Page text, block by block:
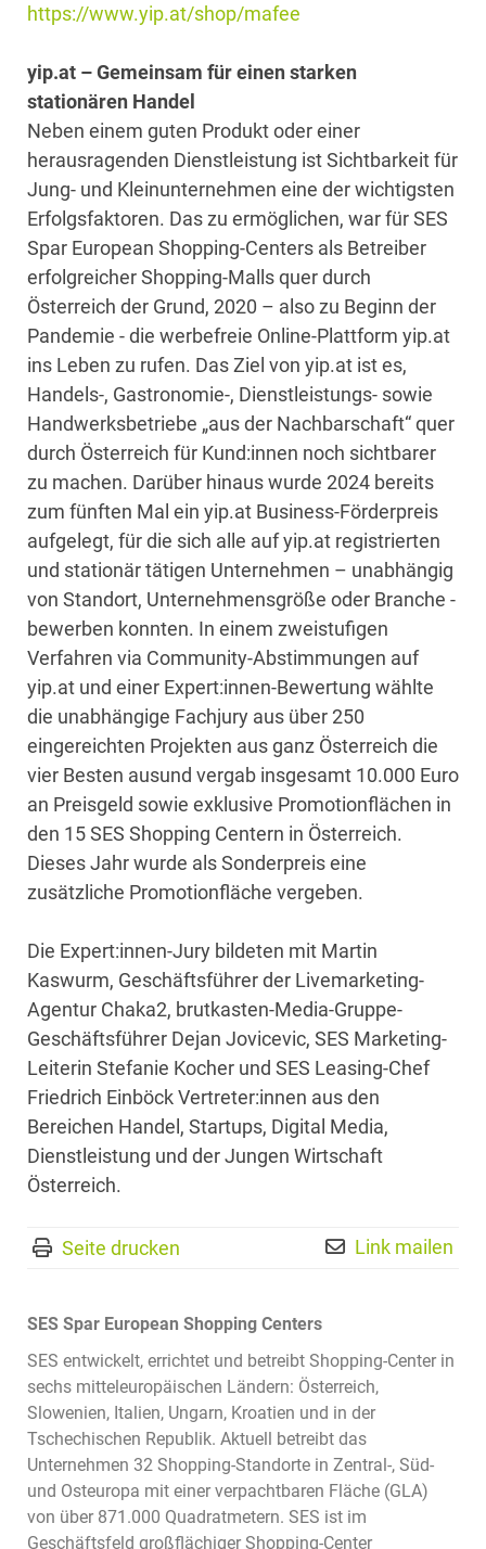
https://www.yip.at/shop/mafee
yip.at – Gemeinsam für einen starken
stationären Handel
Neben einem guten Produkt oder einer
herausragenden Dienstleistung ist Sichtbarkeit für
Jung- und Kleinunternehmen eine der wichtigsten
Erfolgsfaktoren. Das zu ermöglichen, war für SES
Spar European Shopping-Centers als Betreiber
erfolgreicher Shopping-Malls quer durch
Österreich der Grund, 2020 – also zu Beginn der
Pandemie - die werbefreie Online-Plattform yip.at
ins Leben zu rufen. Das Ziel von yip.at ist es,
Handels-, Gastronomie-, Dienstleistungs- sowie
Handwerksbetriebe „aus der Nachbarschaft“ quer
durch Österreich für Kund:innen noch sichtbarer
zu machen. Darüber hinaus wurde 2024 bereits
zum fünften Mal ein yip.at Business-Förderpreis
aufgelegt, für die sich alle auf yip.at registrierten
und stationär tätigen Unternehmen – unabhängig
von Standort, Unternehmensgröße oder Branche -
bewerben konnten. In einem zweistufigen
Verfahren via Community-Abstimmungen auf
yip.at und einer Expert:innen-Bewertung wählte
die unabhängige Fachjury aus über 250
eingereichten Projekten aus ganz Österreich die
vier Besten ausund vergab insgesamt 10.000 Euro
an Preisgeld sowie exklusive Promotionflächen in
den 15 SES Shopping Centern in Österreich.
Dieses Jahr wurde als Sonderpreis eine
zusätzliche Promotionfläche vergeben.
Die Expert:innen-Jury bildeten mit Martin
Kaswurm, Geschäftsführer der Livemarketing-
Agentur Chaka2, brutkasten-Media-Gruppe-
Geschäftsführer Dejan Jovicevic, SES Marketing-
Leiterin Stefanie Kocher und SES Leasing-Chef
Friedrich Einböck Vertreter:innen aus den
Bereichen Handel, Startups, Digital Media,
Dienstleistung und der Jungen Wirtschaft
Österreich.
Seite drucken Link mailen
SES Spar European Shopping Centers
SES entwickelt, errichtet und betreibt Shopping-Center in
sechs mitteleuropäischen Ländern: Österreich,
Slowenien, Italien, Ungarn, Kroatien und in der
Tschechischen Republik. Aktuell betreibt das
Unternehmen 32 Shopping-Standorte in Zentral-, Süd-
und Osteuropa mit einer verpachtbaren Fläche (GLA)
von über 871.000 Quadratmetern. SES ist im
Geschäftsfeld großflächiger Shopping-Center